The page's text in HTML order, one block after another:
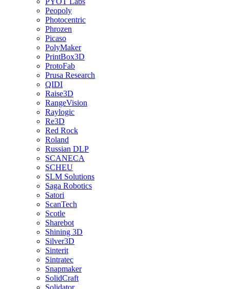
Peopoly
Photocentric
Phrozen
Picaso
PolyMaker
PrintBox3D
ProtoFab
Prusa Research
QIDI
Raise3D
RangeVision
Raylogic
Re3D
Red Rock
Roland
Russian DLP
SCANECA
SCHEU
SLM Solutions
Saga Robotics
Satori
ScanTech
Scotle
Sharebot
Shining 3D
Silver3D
Sinterit
Sintratec
Snapmaker
SolidCraft
Solidator